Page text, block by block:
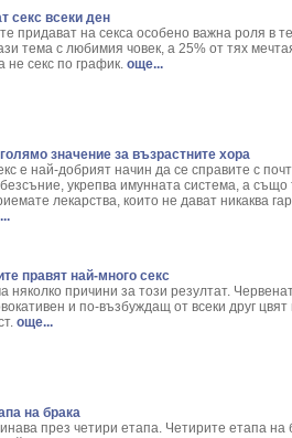
секс всеки ден
придават на секса особено важна роля в
тема с любимия човек, а 25% от тях
не секс по график. още...
значение за възрастните хора
е най-добрият начин да се справите с
укрепва имунната система, а
лекарства, които не дават никаква
правят най-много секс
няколко причини за този резултат.
и по-възбуждащ от всеки друг
още...
на брака
през четири етапа. Четирите етапа на